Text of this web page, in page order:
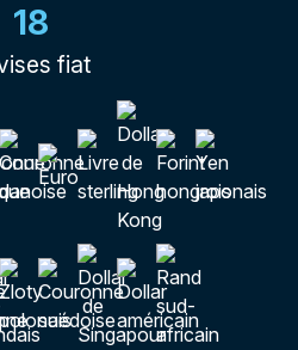
18
fiat